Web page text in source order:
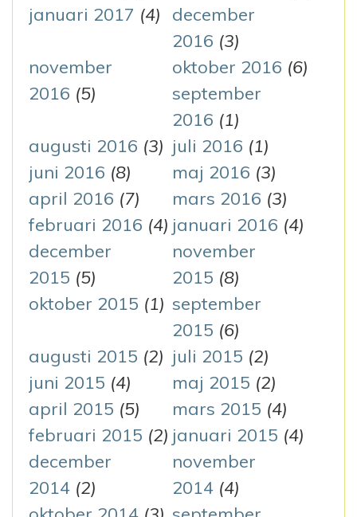
januari 2017 (4)
december
2016 (3)
november
2016 (5)
oktober 2016 (6)
september
2016 (1)
augusti 2016 (3) juli 2016 (1)
juni 2016 (8) maj 2016 (3)
april 2016 (7) mars 2016 (3)
februari 2016 (4) januari 2016 (4)
december
2015 (5)
november
2015 (8)
oktober 2015 (1) september
2015 (6)
augusti 2015 (2) juli 2015 (2)
juni 2015 (4) maj 2015 (2)
april 2015 (5) mars 2015 (4)
februari 2015 (2) januari 2015 (4)
december
2014 (2)
november
2014 (4)